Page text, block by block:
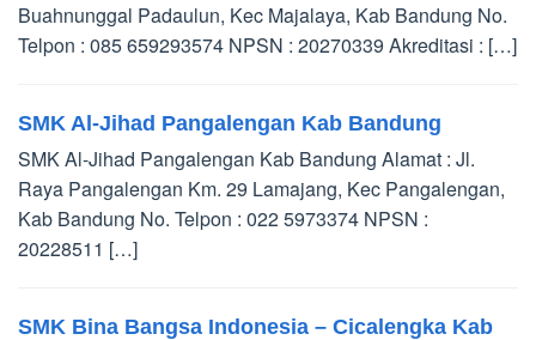
Buahnunggal Padaulun, Kec Majalaya, Kab Bandung No.
Telpon : 085 659293574 NPSN : 20270339 Akreditasi : […]
SMK Al-Jihad Pangalengan Kab Bandung
SMK Al-Jihad Pangalengan Kab Bandung Alamat : Jl.
Raya Pangalengan Km. 29 Lamajang, Kec Pangalengan,
Kab Bandung No. Telpon : 022 5973374 NPSN :
20228511 […]
SMK Bina Bangsa Indonesia – Cicalengka Kab